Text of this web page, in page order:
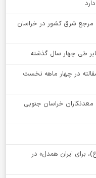
مرجع شرق کشور در خراسان
آسفالته در چهار ماهه نخست
خراسان جنوبی
برای ایران همدل» در